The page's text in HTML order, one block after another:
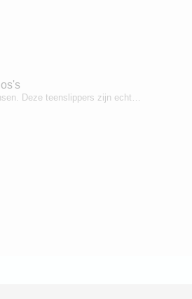
Deze teenslippers zijn echt…